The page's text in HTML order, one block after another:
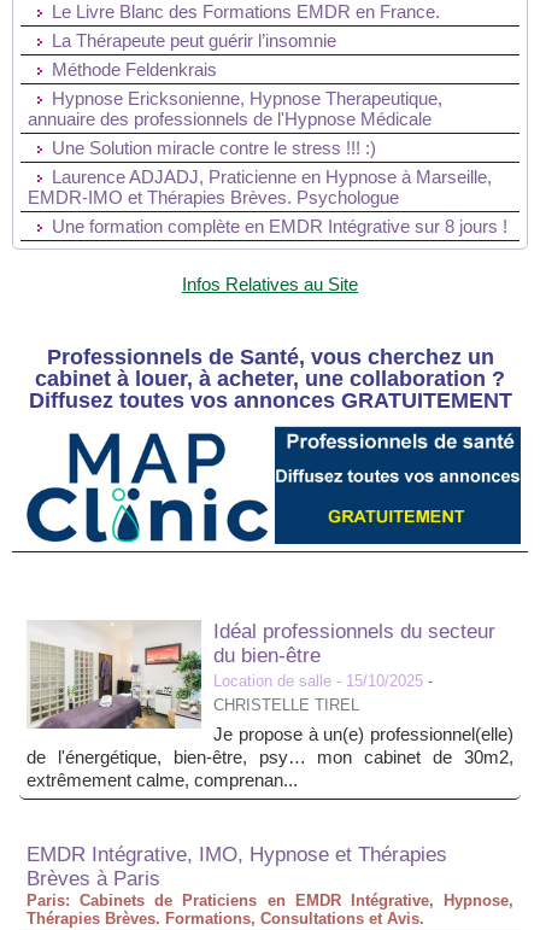
Le Livre Blanc des Formations EMDR en France.
La Thérapeute peut guérir l’insomnie
Méthode Feldenkrais
Hypnose Ericksonienne, Hypnose Therapeutique,
annuaire des professionnels de l'Hypnose Médicale
Une Solution miracle contre le stress !!! :)
Laurence ADJADJ, Praticienne en Hypnose à Marseille,
EMDR-IMO et Thérapies Brèves. Psychologue
Une formation complète en EMDR Intégrative sur 8 jours !
Infos Relatives au Site
Professionnels de Santé, vous cherchez un
cabinet à louer, à acheter, une collaboration ?
Diffusez toutes vos annonces GRATUITEMENT
Idéal professionnels du secteur
du bien-être
Location de salle - 15/10/2025 -
CHRISTELLE TIREL
Je propose à un(e) professionnel(elle)
de l'énergétique, bien-être, psy… mon cabinet de 30m2,
extrêmement calme, comprenan...
EMDR Intégrative, IMO, Hypnose et Thérapies
Brèves à Paris
Paris: Cabinets de Praticiens en EMDR Intégrative, Hypnose,
Thérapies Brèves. Formations, Consultations et Avis.